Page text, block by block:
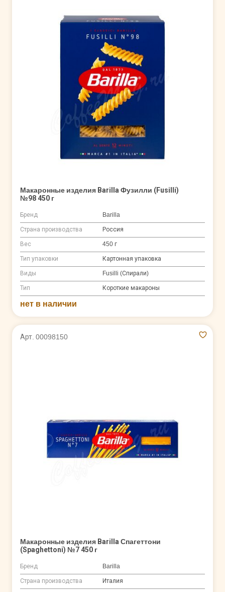
Макаронные изделия Barilla Фузилли (Fusilli)
№98 450 г
Бренд Barilla
Страна производства Россия
Вес 450 г
Тип упаковки Картонная упаковка
Виды Fusilli (Спирали)
Тип Короткие макароны
нет в наличии
Арт. 00098150
Макаронные изделия Barilla Спагеттони
(Spaghettoni) №7 450 г
Бренд Barilla
Страна производства Италия